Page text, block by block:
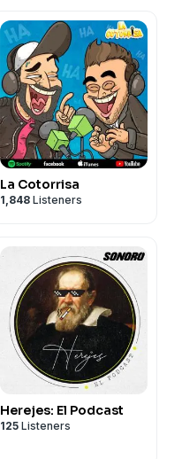
La Cotorrisa
1,848 Listeners
Herejes: El Podcast
125 Listeners